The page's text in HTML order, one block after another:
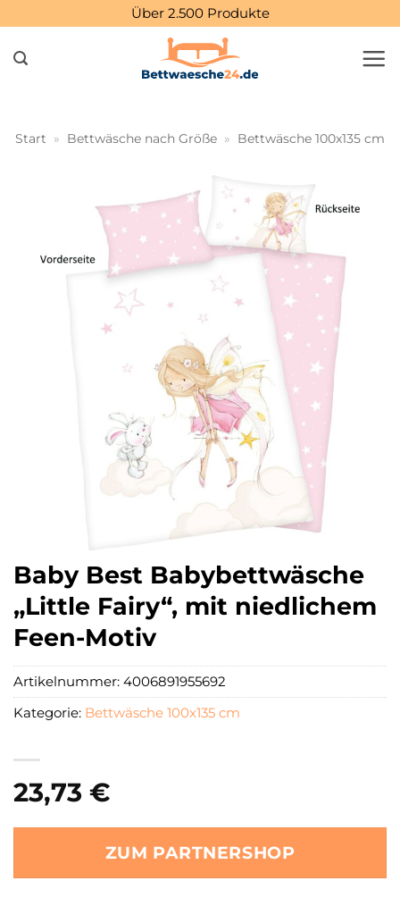
springen
Über 2.500 Produkte
Start » Bettwäsche nach Größe » Bettwäsche 100x135 cm
Baby Best Babybettwäsche
„Little Fairy“, mit niedlichem
Feen-Motiv
23,73 €
ZUM PARTNERSHOP
Artikelnummer: 4006891955692
Kategorie: Bettwäsche 100x135 cm